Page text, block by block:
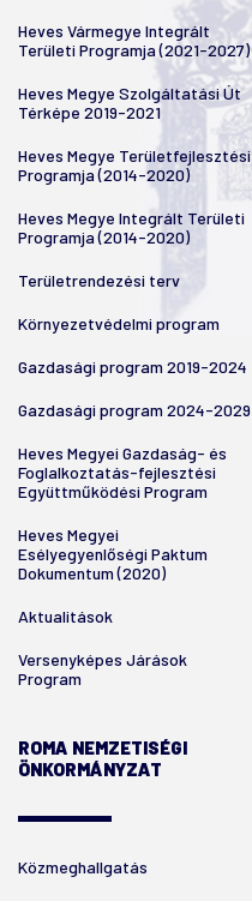
Heves Vármegye Integrált
Területi Programja (2021-2027)
Heves Megye Szolgáltatási Út
Térképe 2019-2021
Heves Megye Területfejlesztési
Programja (2014-2020)
Heves Megye Integrált Területi
Programja (2014-2020)
Területrendezési terv
Környezetvédelmi program
Gazdasági program 2019-2024
Gazdasági program 2024-2029
Heves Megyei Gazdaság- és
Foglalkoztatás-fejlesztési
Együttműködési Program
Heves Megyei
Esélyegyenlőségi Paktum
Dokumentum (2020)
Aktualitások
Versenyképes Járások
Program
ROMA NEMZETISÉGI
ÖNKORMÁNYZAT
Közmeghallgatás